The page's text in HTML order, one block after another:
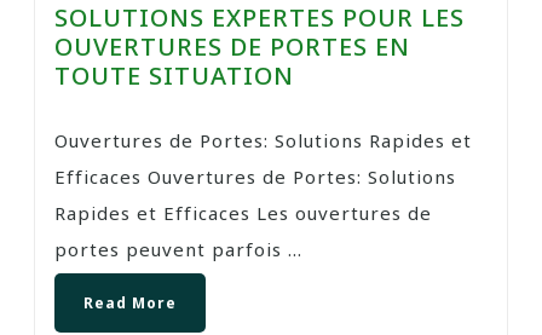
SOLUTIONS EXPERTES POUR LES
OUVERTURES DE PORTES EN
TOUTE SITUATION
Ouvertures de Portes: Solutions Rapides et
Efficaces Ouvertures de Portes: Solutions
Rapides et Efficaces Les ouvertures de
portes peuvent parfois ...
Read More